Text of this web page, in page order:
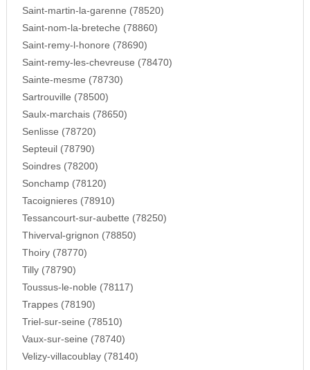
Saint-martin-la-garenne (78520)
Saint-nom-la-breteche (78860)
Saint-remy-l-honore (78690)
Saint-remy-les-chevreuse (78470)
Sainte-mesme (78730)
Sartrouville (78500)
Saulx-marchais (78650)
Senlisse (78720)
Septeuil (78790)
Soindres (78200)
Sonchamp (78120)
Tacoignieres (78910)
Tessancourt-sur-aubette (78250)
Thiverval-grignon (78850)
Thoiry (78770)
Tilly (78790)
Toussus-le-noble (78117)
Trappes (78190)
Triel-sur-seine (78510)
Vaux-sur-seine (78740)
Velizy-villacoublay (78140)